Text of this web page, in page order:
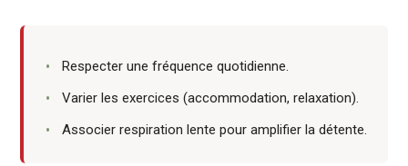
Respecter une fréquence quotidienne.
Varier les exercices (accommodation, relaxation).
Associer respiration lente pour amplifier la détente.